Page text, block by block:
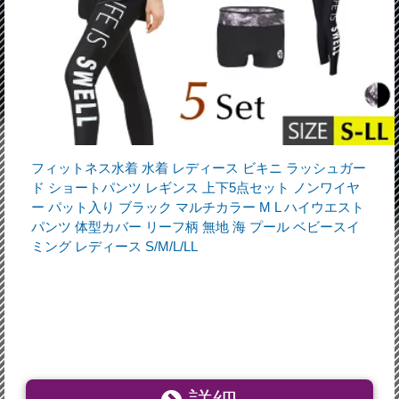
フィットネス水着 水着 レディース ビキニ ラッシュガー
ド ショートパンツ レギンス 上下5点セット ノンワイヤ
ー パット入り ブラック マルチカラー M L ハイウエスト
パンツ 体型カバー リーフ柄 無地 海 プール ベビースイ
ミング レディース S/M/L/LL